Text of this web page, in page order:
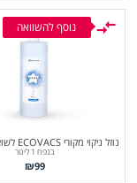
נוסף להשוואה
נוזל ניקוי מקורי ECOVACS לשואבים שוטפים
בנפח 1 ליטר
₪99